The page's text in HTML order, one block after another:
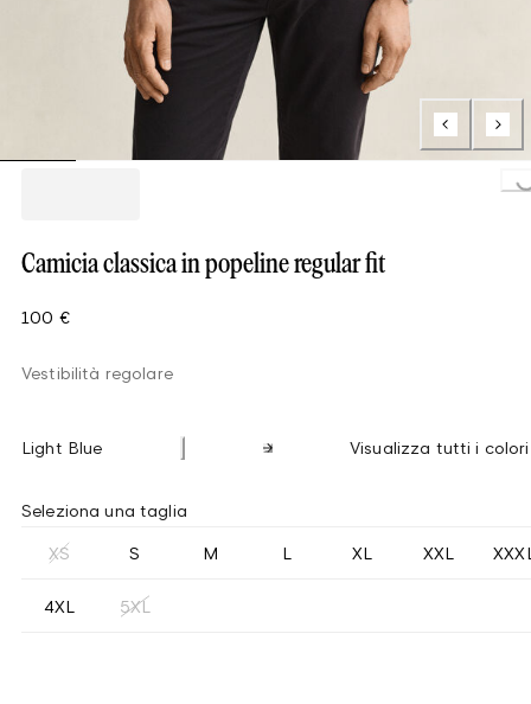
Camicia classica in popeline regular fit
100 €
Vestibilità regolare
Light Blue Visualizza tutti i colori
Seleziona una taglia
XS S M L XL XXL
4XL 5XL